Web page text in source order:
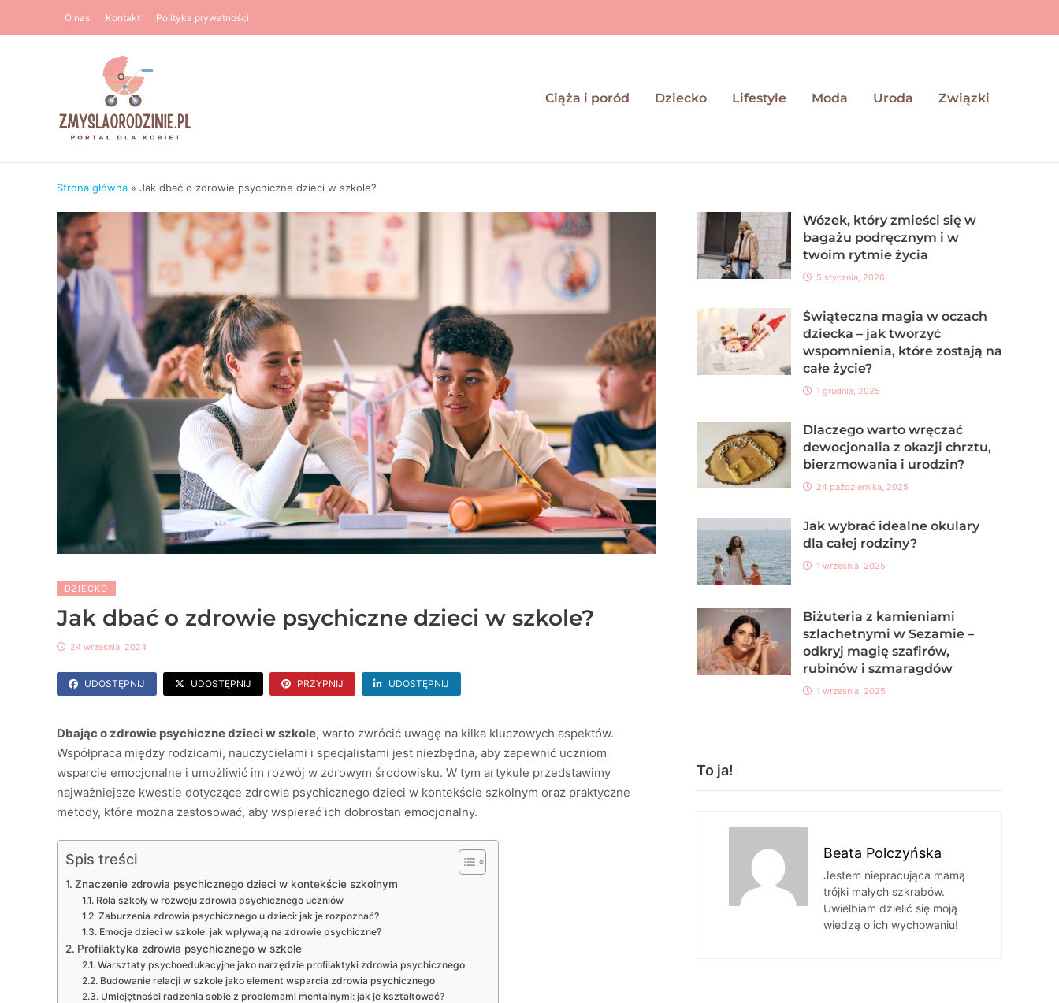
O nas Kontakt Polityka prywatności
Ciąża i poród Dziecko Lifestyle Moda Uroda Związki
Strona główna » Jak dbać o zdrowie psychiczne dzieci w szkole?
DZIECKO
Jak dbać o zdrowie psychiczne dzieci w szkole?
24 września, 2024
UDOSTĘPNIJ UDOSTĘPNIJ PRZYPNIJ UDOSTĘPNIJ
Dbając o zdrowie psychiczne dzieci w szkole, warto zwrócić uwagę na kilka kluczowych aspektów.
Współpraca między rodzicami, nauczycielami i specjalistami jest niezbędna, aby zapewnić uczniom
wsparcie emocjonalne i umożliwić im rozwój w zdrowym środowisku. W tym artykule przedstawimy
najważniejsze kwestie dotyczące zdrowia psychicznego dzieci w kontekście szkolnym oraz praktyczne
metody, które można zastosować, aby wspierać ich dobrostan emocjonalny.
Spis treści
Znaczenie zdrowia psychicznego dzieci w kontekście szkolnym
Rola szkoły w rozwoju zdrowia psychicznego uczniów
Zaburzenia zdrowia psychicznego u dzieci: jak je rozpoznać?
Emocje dzieci w szkole: jak wpływają na zdrowie psychiczne?
Profilaktyka zdrowia psychicznego w szkole
Warsztaty psychoedukacyjne jako narzędzie profilaktyki zdrowia psychicznego
Budowanie relacji w szkole jako element wsparcia zdrowia psychicznego
Umiejętności radzenia sobie z problemami mentalnymi: jak je kształtować?
Wózek, który zmieści się w
bagażu podręcznym i w
twoim rytmie życia
5 stycznia, 2026
Świąteczna magia w oczach
dziecka – jak tworzyć
wspomnienia, które zostają na
całe życie?
1 grudnia, 2025
Dlaczego warto wręczać
dewocjonalia z okazji chrztu,
bierzmowania i urodzin?
24 października, 2025
Jak wybrać idealne okulary
dla całej rodziny?
1 września, 2025
Biżuteria z kamieniami
szlachetnymi w Sezamie –
odkryj magię szafirów,
rubinów i szmaragdów
1 września, 2025
To ja!
Beata Polczyńska
Jestem niepracująca mamą
trójki małych szkrabów.
Uwielbiam dzielić się moją
wiedzą o ich wychowaniu!